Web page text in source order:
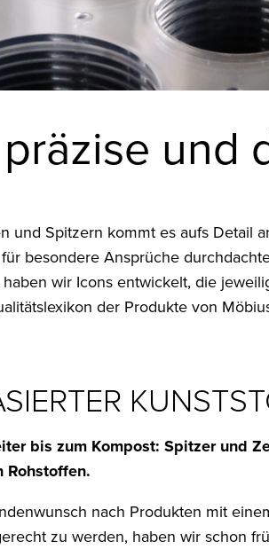
und
und Spitzern kommt es aufs Detail
besondere Ansprüche
wir Icons entwickelt, die
der Produkte von
bis zum Kompost: Spitzer und
Rohstoffen.
nach Produkten mit
zu werden, haben wir schon